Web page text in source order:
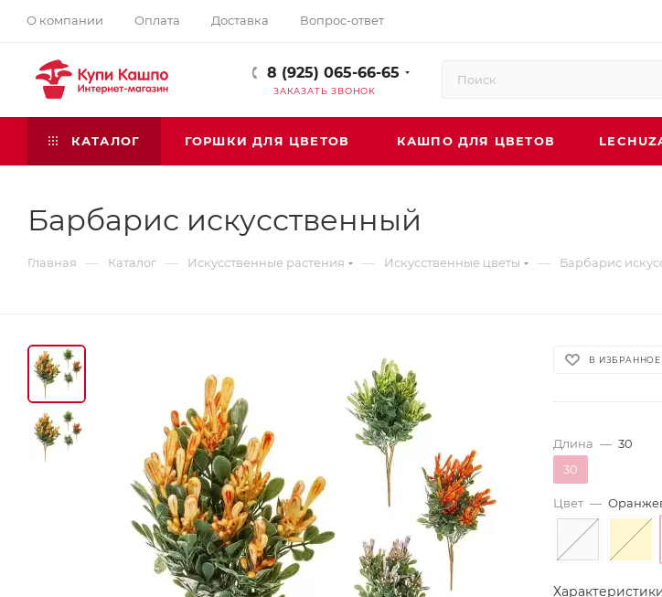
О компании Оплата Доставка Вопрос-ответ
8 (925) 065-66-65
ЗАКАЗАТЬ ЗВОНОК
КАТАЛОГ ГОРШКИ ДЛЯ ЦВЕТОВ КАШПО ДЛЯ ЦВЕТОВ
Барбарис искусственный
Главная — Каталог — Искусственные растения — Искусственные цветы — Барбарис
В ИЗБРАННОЕ
Длина — 30
30
Цвет —